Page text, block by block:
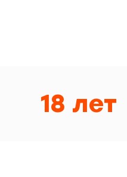
18 лет